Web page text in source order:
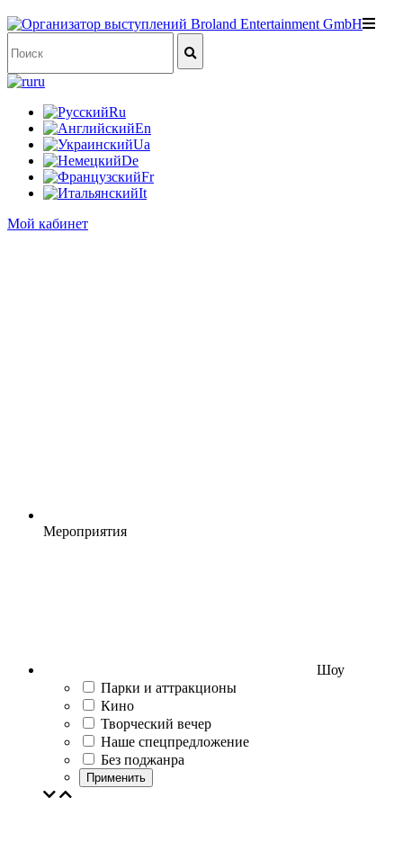
ru
Ru
En
Ua
De
Fr
It
Мой кабинет
Мероприятия
Шоу
Парки и аттракционы
Кино
Творческий вечер
Наше спецпредложение
Без поджанра
Применить